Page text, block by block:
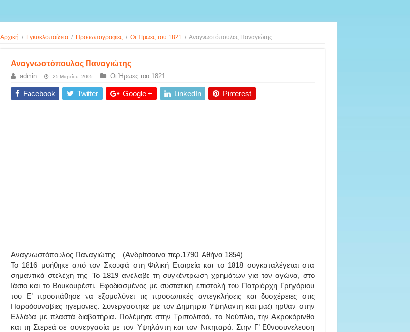
Αρχική / Εγκυκλοπαίδεια / Προσωπογραφίες / Οι Ήρωες του 1821 / Αναγνωστόπουλος Παναγιώτης
Αναγνωστόπουλος Παναγιώτης
admin 25 Μαρτίου, 2005 Οι Ήρωες του 1821
Facebook Twitter Google + LinkedIn Pinterest
Αναγνωστόπουλος Παναγιώτης – (Ανδρίτσαινα περ.1790 ­ Αθήνα 1854)
Το 1816 μυήθηκε από τον Σκουφά στη Φιλική Εταιρεία και το 1818 συγκαταλέγεται στα
σημαντικά στελέχη της. Το 1819 ανέλαβε τη συγκέντρωση χρημάτων για τον αγώνα, στο
Iάσιο και το Βουκουρέστι. Eφοδιασμένος με συστατική επιστολή του Πατριάρχη Γρηγόριου
του Ε’ προσπάθησε να εξομαλύνει τις προσωπικές αντεγκλήσεις και δυσχέρειες στις
Παραδουνάβιες ηγεμονίες. Συνεργάστηκε με τον Δημήτριο Υψηλάντη και μαζί ήρθαν στην
Ελλάδα με πλαστά διαβατήρια. Πολέμησε στην Τριπολιτσά, το Ναύπλιο, την Ακροκόρινθο
και τη Στερεά σε συνεργασία με τον Υψηλάντη και τον Νικηταρά. Στην Γ’ Εθνοσυνέλευση